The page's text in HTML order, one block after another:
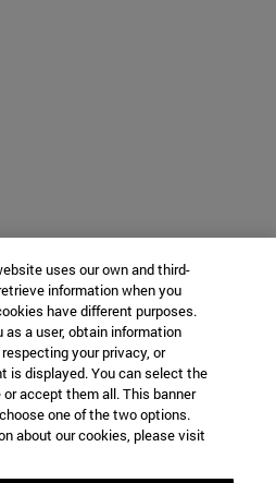
uses our own and third-
information when you
have different purposes.
a user, obtain information
your privacy, or
is displayed. You can select the
accept them all. This banner
one of the two options.
about our cookies, please visit